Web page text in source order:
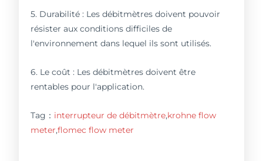
5. Durabilité : Les débitmètres doivent pouvoir
résister aux conditions difficiles de
l'environnement dans lequel ils sont utilisés.
6. Le coût : Les débitmètres doivent être
rentables pour l'application.
Tag： interrupteur de débitmètre,krohne flow
meter,flomec flow meter